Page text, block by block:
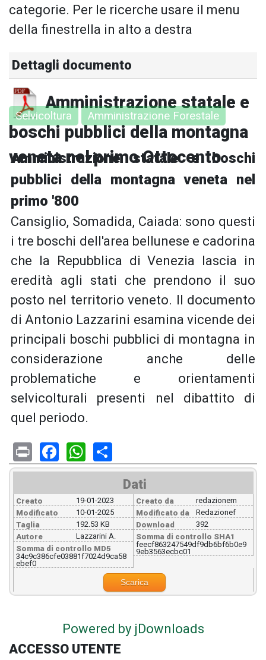
categorie. Per le ricerche usare il menu
della finestrella in alto a destra
Dettagli documento
Amministrazione statale e
boschi pubblici della montagna
veneta nel primo Ottocento
Selvicoltura Amministrazione Forestale
Amministrazione statale e boschi
pubblici della montagna veneta nel
primo '800
Cansiglio, Somadida, Caiada: sono questi
i tre boschi dell'area bellunese e cadorina
che la Repubblica di Venezia lascia in
eredità agli stati che prendono il suo
posto nel territorio veneto. Il documento
di Antonio Lazzarini esamina vicende dei
principali boschi pubblici di montagna in
considerazione anche delle
problematiche e orientamenti
selvicolturali presenti nel dibattito di
quel periodo.
PrintFacebook
WhatsApp
Dati
Creato
19-01-2023
Modificato
10-01-2025
Taglia
192.53 KB
Autore
Lazzarini A.
Somma di controllo MD5
34c9c386cfe03881f7024d9ca58
ebef0
Creato da
redazionem
Modificato da
Redazionef
Download
392
Somma di controllo SHA1
feecf863247549df9db6bf6b0e9
9eb3563ecbc01
Scarica
Powered by jDownloads
ACCESSO UTENTE